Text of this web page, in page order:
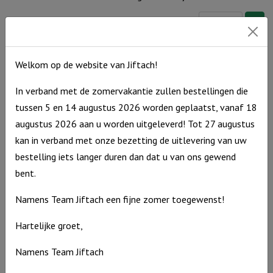
€10,95
Windlicht
God
dag
voor
Ivoor
Windlicht S “Jij bent zo kostbaar” Ivoor
Welkom op de website van Jiftach!
In verband met de zomervakantie zullen bestellingen die
tussen 5 en 14 augustus 2026 worden geplaatst, vanaf 18
augustus 2026 aan u worden uitgeleverd! Tot 27 augustus
kan in verband met onze bezetting de uitlevering van uw
bestelling iets langer duren dan dat u van ons gewend
bent.
Namens Team Jiftach een fijne zomer toegewenst!
Hartelijke groet,
Namens Team Jiftach